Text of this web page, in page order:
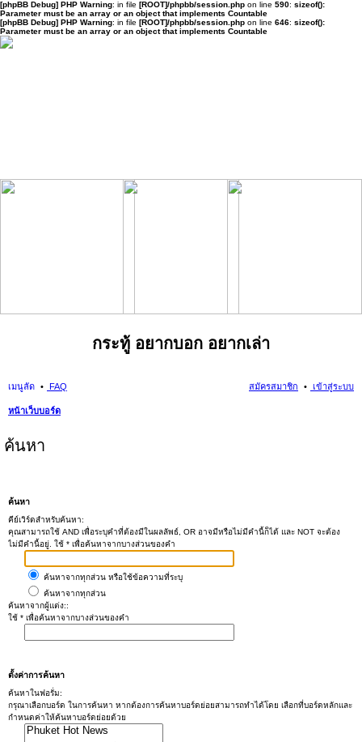
[phpBB Debug] PHP Warning: in file [ROOT]/phpbb/session.php on line 590: sizeof():
Parameter must be an array or an object that implements Countable
[phpBB Debug] PHP Warning: in file [ROOT]/phpbb/session.php on line 646: sizeof():
Parameter must be an array or an object that implements Countable
กระทู้ อยากบอก อยากเล่า
เมนูลัด FAQ เข้าสู่ระบบ
สมัครสมาชิก
หน้าเว็บบอร์ด
ค้นหา
ค้นหา
คีย์เวิร์ดสำหรับค้นหา:
คุณสามารถใช้ AND เพื่อระบุคำที่ต้องมีในผลลัพธ์, OR อาจมีหรือไม่มีคำนี้ก็ได้ และ NOT จะต้อง
ไม่มีคำนี้อยู่. ใช้ * เพื่อค้นหาจากบางส่วนของคำ
ค้นหาจากทุกส่วน หรือใช้ข้อความที่ระบุ
ค้นหาจากทุกส่วน
ค้นหาจากผู้แต่ง::
ใช้ * เพื่อค้นหาจากบางส่วนของคำ
ตั้งค่าการค้นหา
ค้นหาในฟอรั่ม:
กรุณาเลือกบอร์ด ในการค้นหา หากต้องการค้นหาบอร์ดย่อยสามารถทำได้โดย เลือกที่บอร์ดหลักและ
กำหนดค่าให้ค้นหาบอร์ดย่อยด้วย